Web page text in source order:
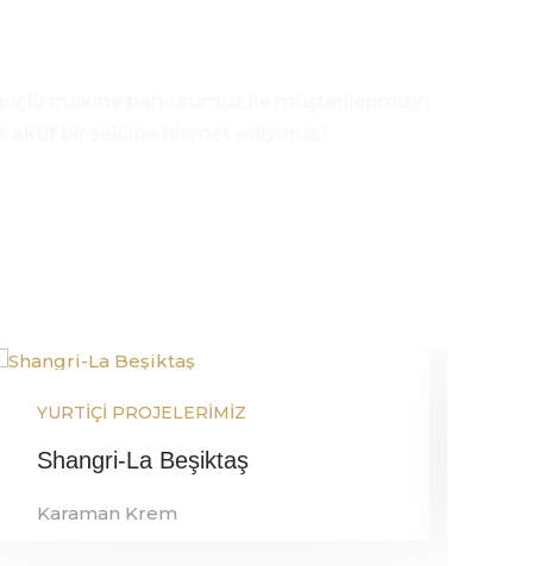
YURTİÇİ PROJELERİMİZ
Shangri-La Beşiktaş
Karaman Krem